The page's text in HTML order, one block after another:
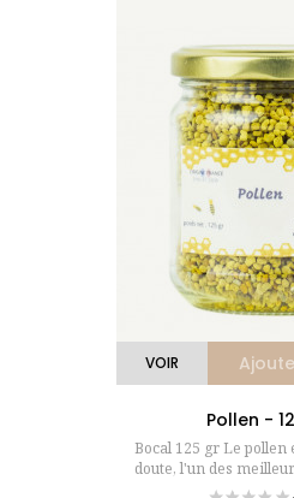
VOIR
Pollen -
Bocal 125 gr Le pollen
doute, l'un des